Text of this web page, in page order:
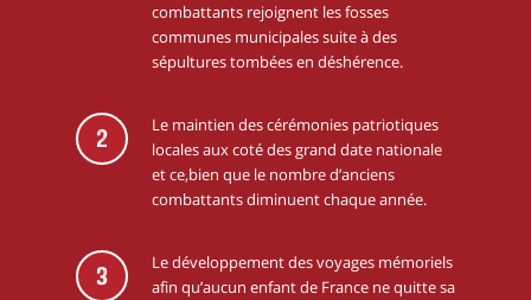
combattants rejoignent les fosses
communes municipales suite à des
sépultures tombées en déshérence.
2
Le maintien des cérémonies patriotiques
locales aux coté des grand date nationale
et ce,bien que le nombre d’anciens
combattants diminuent chaque année.
3
Le développement des voyages mémoriels
afin qu’aucun enfant de France ne quitte sa